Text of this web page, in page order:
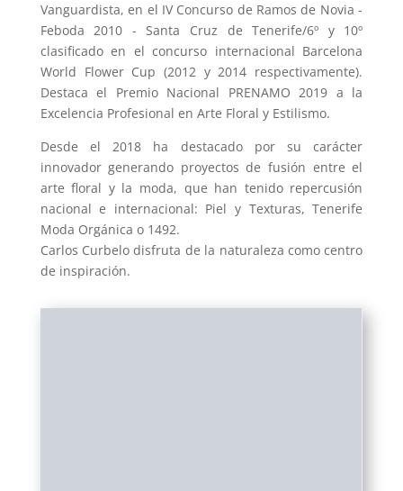
Vanguardista, en el IV Concurso de Ramos de Novia -
Feboda 2010 - Santa Cruz de Tenerife/6º y 10º
clasificado en el concurso internacional Barcelona
World Flower Cup (2012 y 2014 respectivamente).
Destaca el Premio Nacional PRENAMO 2019 a la
Excelencia Profesional en Arte Floral y Estilismo.
Desde el 2018 ha destacado por su carácter
innovador generando proyectos de fusión entre el
arte floral y la moda, que han tenido repercusión
nacional e internacional: Piel y Texturas, Tenerife
Moda Orgánica o 1492.
Carlos Curbelo disfruta de la naturaleza como centro
de inspiración.